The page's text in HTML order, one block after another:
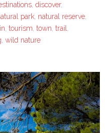
,discover,
park, natural reserve,
,tourism,town,trail,
,wild nature